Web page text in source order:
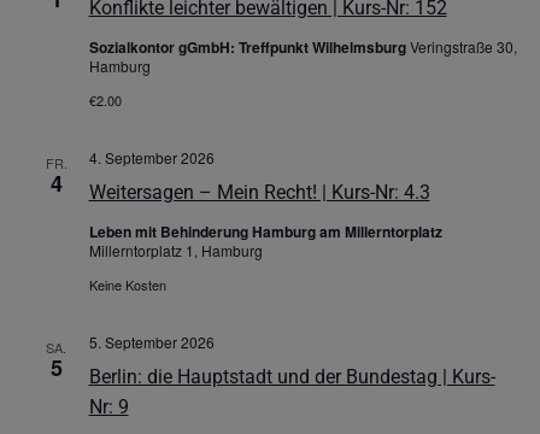
Konflikte leichter bewältigen | Kurs-Nr: 152
Sozialkontor gGmbH: Treffpunkt WilhelmsburgVeringstraße 30,
Hamburg
€2.00
FR.
4 Weitersagen – Mein Recht! | Kurs-Nr: 4.3
4. September 2026
Leben mit Behinderung Hamburg am Millerntorplatz
Millerntorplatz 1, Hamburg
Keine Kosten
SA.
5
Berlin: die Hauptstadt und der Bundestag | Kurs-
Nr: 9
5. September 2026